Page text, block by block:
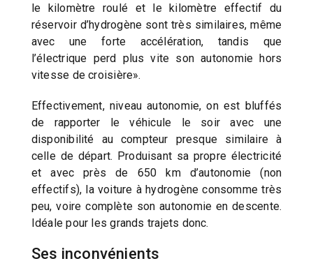
le kilomètre roulé et le kilomètre effectif du
réservoir d’hydrogène sont très similaires, même
avec une forte accélération, tandis que
l’électrique perd plus vite son autonomie hors
vitesse de croisière».
Effectivement, niveau autonomie, on est bluffés
de rapporter le véhicule le soir avec une
disponibilité au compteur presque similaire à
celle de départ. Produisant sa propre électricité
et avec près de 650 km d’autonomie (non
effectifs), la voiture à hydrogène consomme très
peu, voire complète son autonomie en descente.
Idéale pour les grands trajets donc.
Ses inconvénients